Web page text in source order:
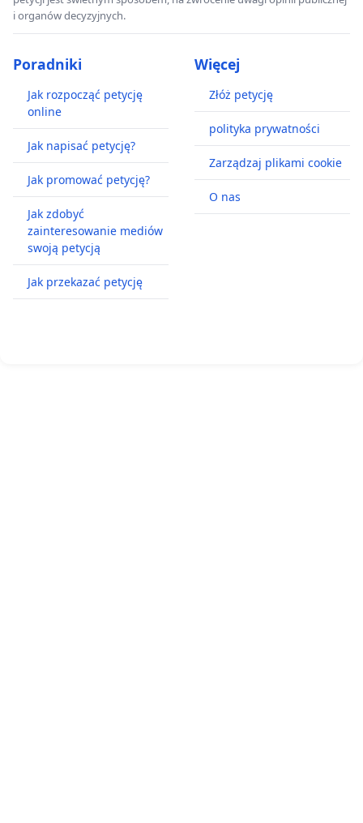
i organów decyzyjnych.
Poradniki
Jak rozpocząć petycję
online
Jak napisać petycję?
Jak promować petycję?
Jak zdobyć
zainteresowanie mediów
swoją petycją
Jak przekazać petycję
Więcej
Złóż petycję
polityka prywatności
Zarządzaj plikami cookie
O nas